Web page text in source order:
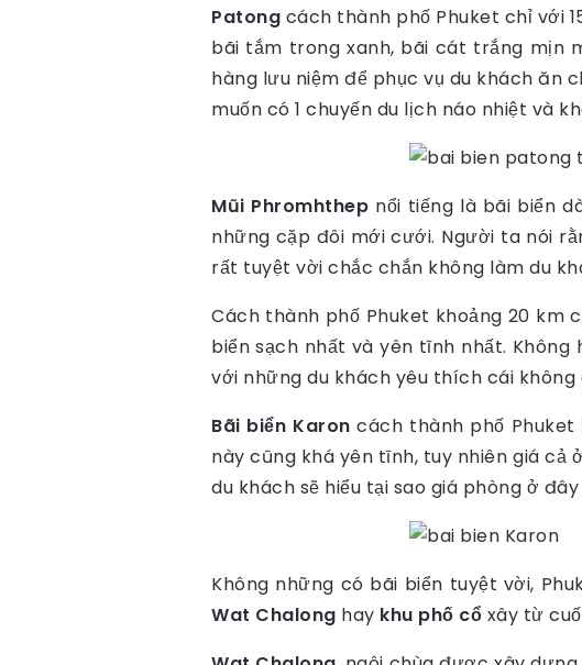
Patong cách thành phố Phuket chỉ với
bãi tắm trong xanh, bãi cát trắng mịn
hàng lưu niệm để phục vụ du khách ăn
muốn có 1 chuyến du lịch náo nhiệt và
Mũi Phromhthep nổi tiếng là bãi biển
những cặp đôi mới cưới. Người ta nói
rất tuyệt vời chắc chắn không làm du
Cách thành phố Phuket khoảng 20 km
biển sạch nhất và yên tĩnh nhất.
với những du khách yêu thích cái
Bãi biển Karon cách thành phố
này cũng khá yên tĩnh, tuy nhiên giá cả
du khách sẽ hiểu tại sao giá phòng ở
Không những có bãi biển tuyệt vời,
Wat Chalong hay khu phố cổ xây từ